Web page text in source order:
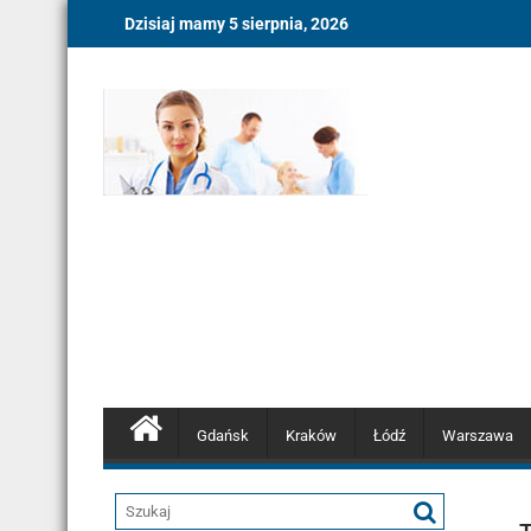
Dzisiaj mamy 5 sierpnia, 2026
Gdańsk Kraków Łódź Warszawa